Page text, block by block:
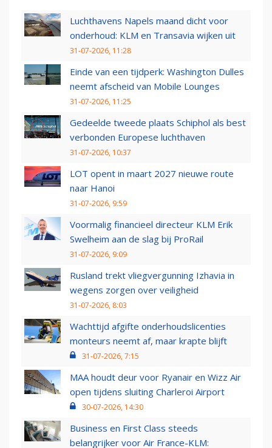
Luchthavens Napels maand dicht voor
onderhoud: KLM en Transavia wijken uit
31-07-2026, 11:28
Einde van een tijdperk: Washington Dulles
neemt afscheid van Mobile Lounges
31-07-2026, 11:25
Gedeelde tweede plaats Schiphol als best
verbonden Europese luchthaven
31-07-2026, 10:37
LOT opent in maart 2027 nieuwe route
naar Hanoi
31-07-2026, 9:59
Voormalig financieel directeur KLM Erik
Swelheim aan de slag bij ProRail
31-07-2026, 9:09
Rusland trekt vliegvergunning Izhavia in
wegens zorgen over veiligheid
31-07-2026, 8:03
Wachttijd afgifte onderhoudslicenties
monteurs neemt af, maar krapte blijft
31-07-2026, 7:15
MAA houdt deur voor Ryanair en Wizz Air
open tijdens sluiting Charleroi Airport
30-07-2026, 14:30
Business en First Class steeds
belangrijker voor Air France-KLM: